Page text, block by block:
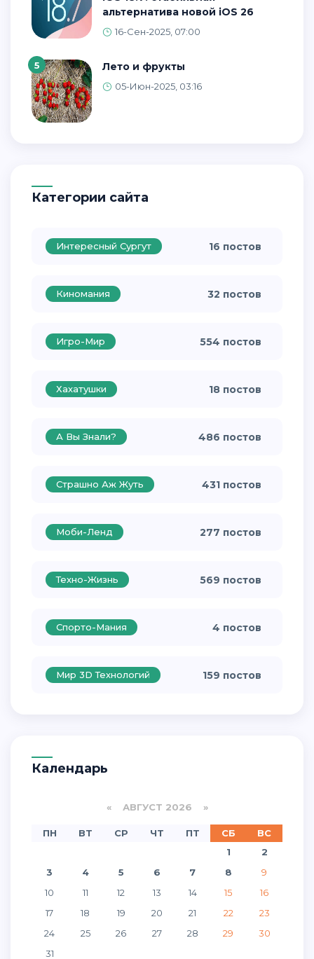
альтернатива новой iOS 26
16-Сен-2025, 07:00
5 Лето и фрукты
05-Июн-2025, 03:16
Категории сайта
Интересный Сургут 16 постов
Киномания 32 постов
Игро-Мир 554 постов
Хахатушки 18 постов
А Вы Знали? 486 постов
Страшно Аж Жуть 431 постов
Моби-Ленд 277 постов
Техно-Жизнь 569 постов
Спорто-Мания 4 постов
Мир 3D Технологий 159 постов
Календарь
«АВГУСТ 2026 »
ПН ВТ СР ЧТ ПТ СБ
ВС
1
2
3
4 5 6 7 8
9
10
11 12 13 14 15
16
17
18 19 20 21 22
23
24
25 26 27 28 29
30
31